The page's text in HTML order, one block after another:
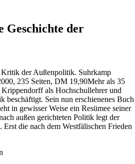
Geschichte der
der Außenpolitik. Suhrkamp
235 Seiten, DM 19,90Mehr als 35
als Hochschullehrer und
beschäftigt. Sein nun erschienenes Buch
in gewisser Weise ein Resümee seiner
außen gerichteten Politik legt der
Erst die nach dem Westfälischen Frieden